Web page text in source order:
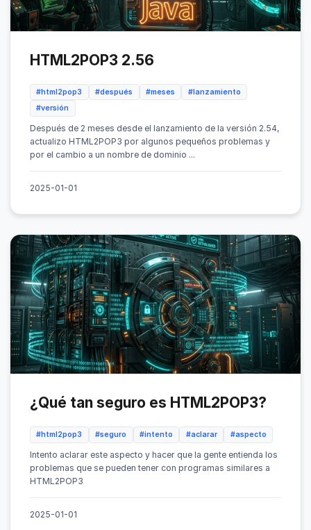
HTML2POP3 2.56
#html2pop3 #después #meses
#lanzamiento
#versión
Después de 2 meses desde el lanzamiento de la versión 2.54,
actualizo HTML2POP3 por algunos pequeños problemas y
por el cambio a un nombre de dominio ...
2025-01-01
¿Qué tan seguro es HTML2POP3?
#html2pop3 #seguro #intento #aclarar #aspecto
Intento aclarar este aspecto y hacer que la gente entienda los
problemas que se pueden tener con programas similares a
HTML2POP3
2025-01-01